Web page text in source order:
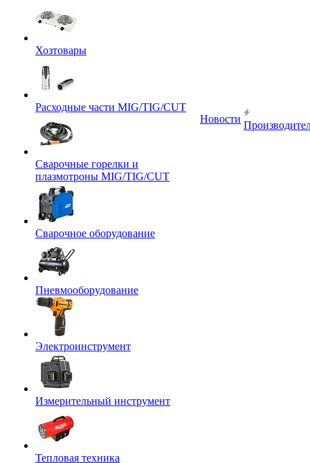
Хозтовары
Расходные части MIG/TIG/CUT
Сварочные горелки и
плазмотроны MIG/TIG/CUT
Сварочное оборудование
Пневмооборудование
Электроинструмент
Измерительный инструмент
Тепловая техника
Новости